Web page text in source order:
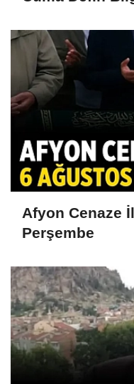
Afyon Cenaze
Perşembe